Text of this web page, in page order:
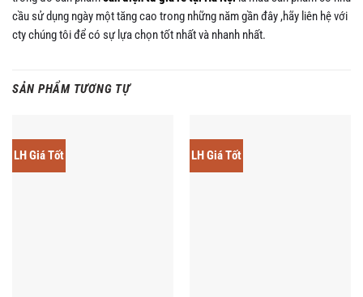
cầu sử dụng ngày một tăng cao trong những năm gần đây ,hãy liên hệ với
cty chúng tôi để có sự lựa chọn tốt nhất và nhanh nhất.
SẢN PHẨM TƯƠNG TỰ
LH Giá Tốt LH Giá Tốt